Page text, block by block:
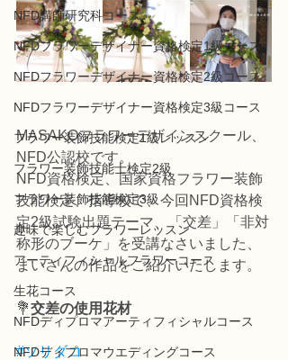
NFD講師研究科コース
NFDフラワーデザイナー資格検定1級コース
NFDフラワーデザイナー資格検定2級コース
NFDフラワーデザイナー資格検定3級コース
フラワー装飾技能検定1級レッスン
フラワー装飾技能士検定2級
フラワー装飾技能検定3級
趣味で楽しむフラワーレッスン
アーティフィシャルフラワーコース
生花コース
NFDディプロマアーティフィシャルコース
NFDディプロマウエディングコース
MASAKOフラワーデザインスクール、
NFD公認校です。
NFD資格検定、国家資格フラワー装飾
技能検定、指導校で、今回NFD資格検
定2級試験出題テーマ、「交差」「非対
称形のブーケ」を受講なさいました、
まいさんの作品をご紹介いたします。
💐交差の使用花材
#ソリダコ